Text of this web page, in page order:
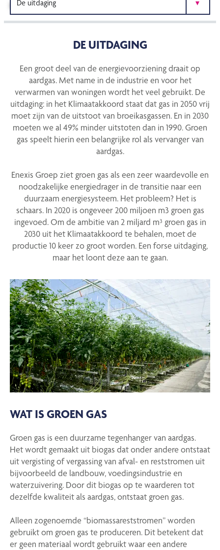
GROEN GAS
DE UITDAGING
Een groot deel van de energievoorziening draait op
aardgas. Met name in de industrie en voor het
verwarmen van woningen wordt het veel gebruikt. De
uitdaging: in het Klimaatakkoord staat dat gas in 2050 vrij
moet zijn van de uitstoot van broeikasgassen. En in 2030
moeten we al 49% minder uitstoten dan in 1990. Groen
gas speelt hierin een belangrijke rol als vervanger van
aardgas.
Enexis Groep ziet groen gas als een zeer waardevolle en
noodzakelijke energiedrager in de transitie naar een
duurzaam energiesysteem. Het probleem? Het is
schaars. In 2020 is ongeveer 200 miljoen m3 groen gas
ingevoed. Om de ambitie van 2 miljard m³ groen gas in
2030 uit het Klimaatakkoord te behalen, moet de
productie 10 keer zo groot worden. Een forse uitdaging,
maar het loont deze aan te gaan.
WAT IS GROEN GAS
Groen gas is een duurzame tegenhanger van aardgas.
Het wordt gemaakt uit biogas dat onder andere ontstaat
uit vergisting of vergassing van afval- en reststromen uit
bijvoorbeeld de landbouw, voedingsindustrie en
waterzuivering. Door dit biogas op te waarderen tot
dezelfde kwaliteit als aardgas, ontstaat groen gas.
Alleen zogenoemde “biomassareststromen” worden
gebruikt om groen gas te produceren. Dit betekent dat
er geen materiaal wordt gebruikt waar een andere